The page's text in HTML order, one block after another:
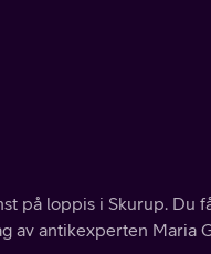
på loppis i Skurup. Du
av antikexperten Maria